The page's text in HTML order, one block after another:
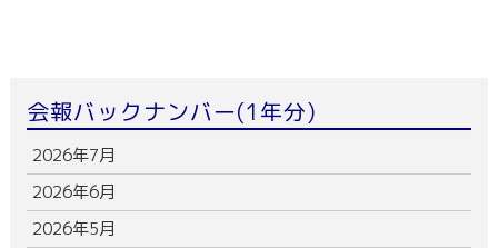
会報バックナンバー(1年分)
2026年7月
2026年6月
2026年5月